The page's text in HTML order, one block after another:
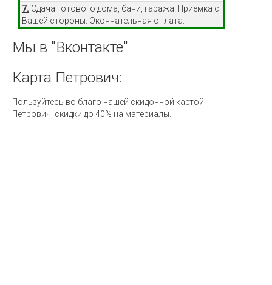
7. Сдача готового дома, бани, гаража. Приемка с
Вашей стороны. Окончательная оплата.
Мы в "Вконтакте"
Карта Петрович:
Пользуйтесь во благо нашей скидочной картой
Петрович, скидки до 40% на материалы.